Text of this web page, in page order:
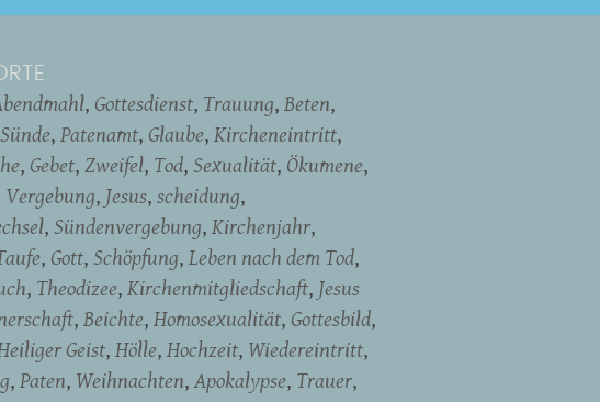
Gottesdienst Trauung Beten
Sünde Patenamt Glaube Kircheneintritt
Gebet Zweifel Tod Sexualität Ökumene
Vergebung Jesus scheidung
Sündenvergebung Kirchenjahr
Gott Schöpfung Leben nach dem Tod
Theodizee Kirchenmitgliedschaft Jesus
Beichte Homosexualität Gottesbild
Geist Hölle Hochzeit Wiedereintritt
Paten Weihnachten Apokalypse Trauer